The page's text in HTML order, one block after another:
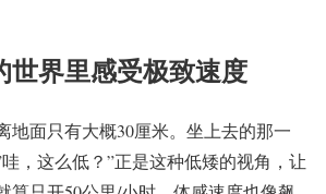
世界里感受极致速度
地面只有大概30厘米。坐上去的那一
，这么低？”正是这种低矮的视角，让